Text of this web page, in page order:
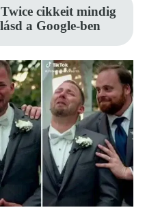
cikkeit mindig
a Google-ben